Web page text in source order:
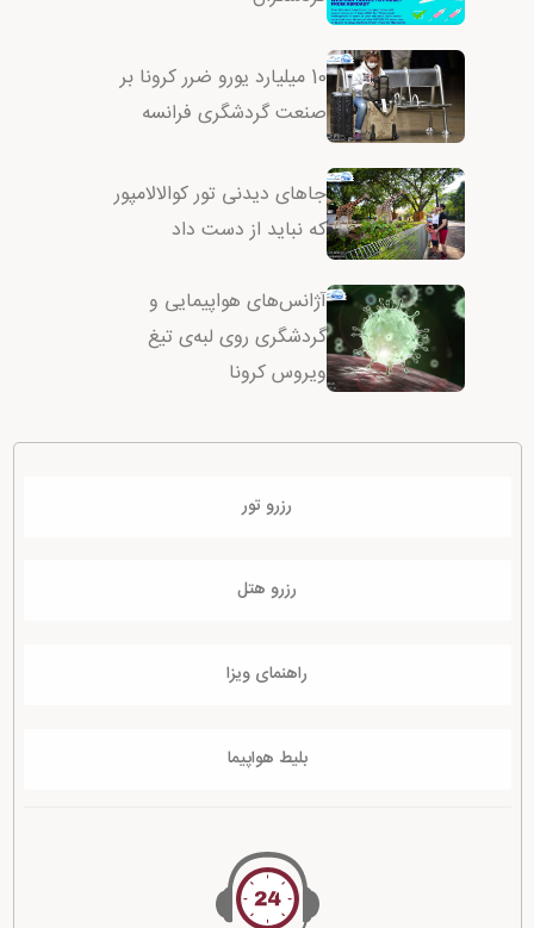
10 میلیارد یورو ضرر کرونا بر
صنعت گردشگری فرانسه
جاهای دیدنی تور کوالالامپور
که نباید از دست داد
آژانس‌های هواپیمایی و
گردشگری روی لبه‌ی تیغ
ویروس کرونا
رزرو تور
رزرو هتل
راهنمای ویزا
بلیط هواپیما